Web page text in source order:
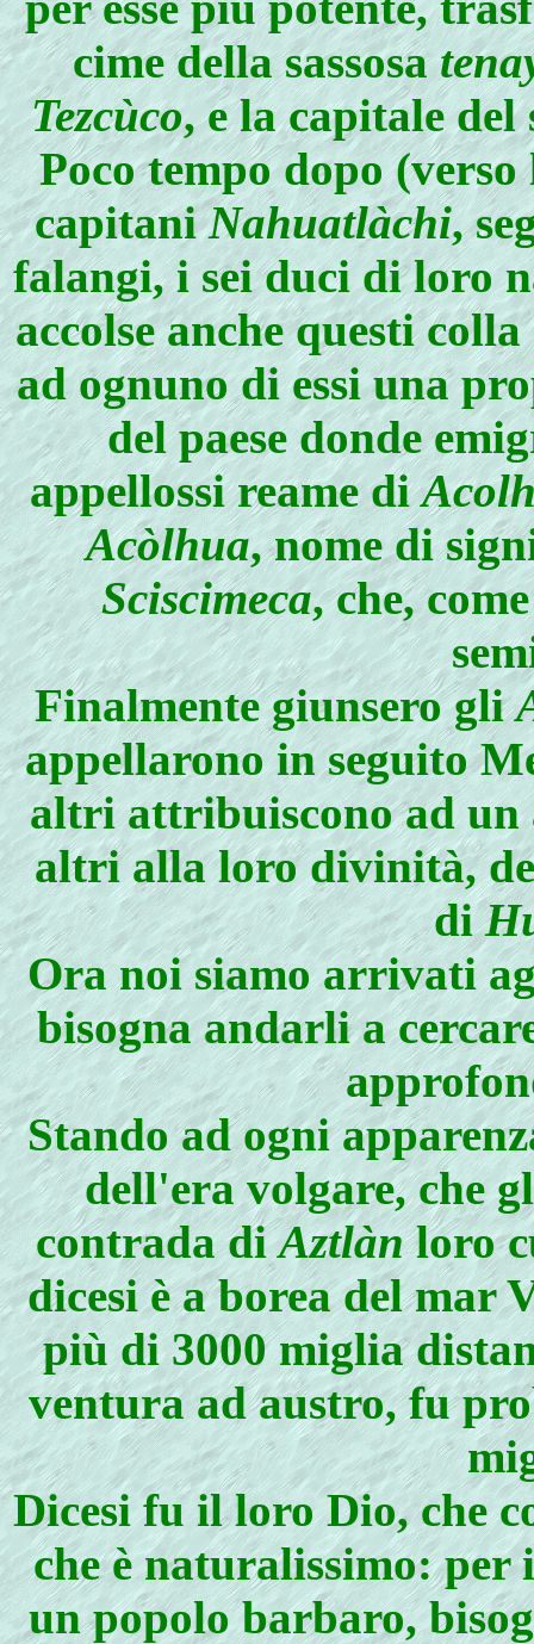
cime della sassosa
Tezcùco, e la capitale del
Poco tempo dopo
capitaniNahuatlàchi,
falangi, i sei duci di loro
accolse anche questi
ad ognuno di essi una
del paese donde
appellossi reame di
Acòlhua, nome di
Sciscimeca, che,
Finalmente giunsero gli
appellarono in seguito
altri attribuiscono ad un
altri alla loro divinità,
di
Ora noi siamo arrivati
bisogna andarli a
Stando ad ogni
dell'era volgare, che
contrada diAztlànloro
dicesi è a borea del
più di 3000 miglia
ventura ad austro, fu
Dicesi fu il loro Dio, che
che è naturalissimo:
un popolo barbaro,